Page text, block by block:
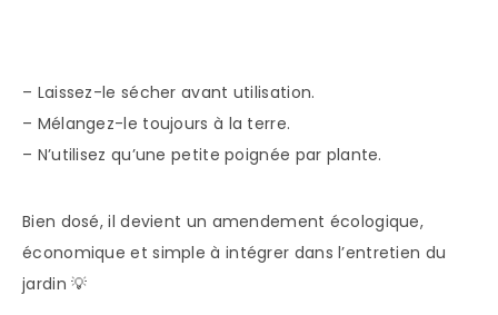
– Laissez-le sécher avant utilisation.
– Mélangez-le toujours à la terre.
– N’utilisez qu’une petite poignée par plante.
Bien dosé, il devient un amendement écologique,
économique et simple à intégrer dans l’entretien du
jardin 💡